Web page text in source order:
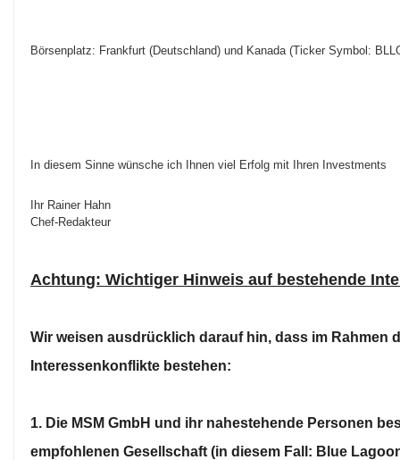
Börsenplatz: Frankfurt (Deutschland) und Kanada (Ticker Symbol:
In diesem Sinne wünsche ich Ihnen viel Erfolg mit Ihren Investments
Ihr Rainer Hahn
Chef-Redakteur
Achtung: Wichtiger Hinweis auf bestehende
Wir weisen ausdrücklich darauf hin, dass im Rahmen
Interessenkonflikte bestehen:
1. Die MSM GmbH und ihr nahestehende Personen
empfohlenen Gesellschaft (in diesem Fall: Blue